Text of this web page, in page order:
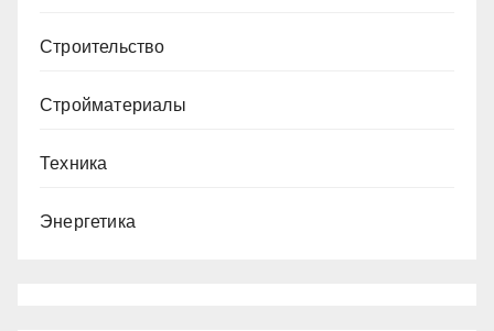
Строительство
Стройматериалы
Техника
Энергетика